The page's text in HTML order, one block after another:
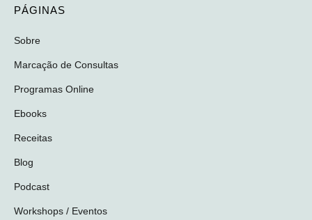
PÁGINAS
Sobre
Marcação de Consultas
Programas Online
Ebooks
Receitas
Blog
Podcast
Workshops / Eventos